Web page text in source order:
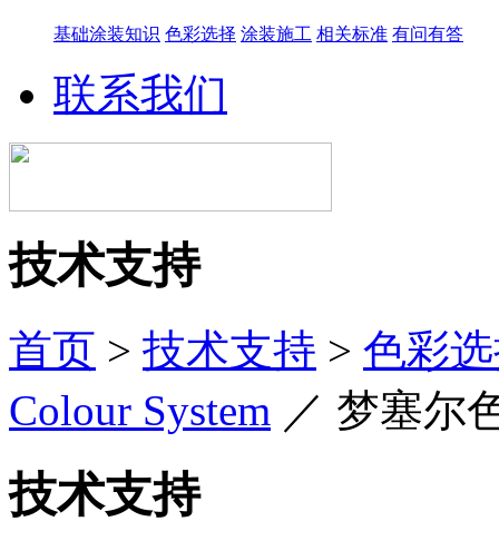
基础涂装知识 色彩选择 涂装施工 相关标准 有问有答
联系我们
技术支持
首页 > 技术支持 > 色彩
Colour System ／ 梦塞尔
技术支持